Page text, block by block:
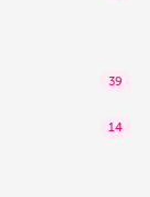
39
14